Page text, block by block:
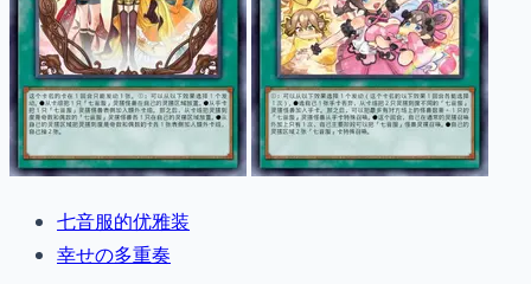
七音服的优雅装
幸せの多重奏